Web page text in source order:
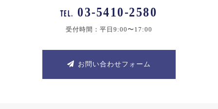
TEL. 03-5410-2580
受付時間：平日9:00〜17:00
お問い合わせフォーム